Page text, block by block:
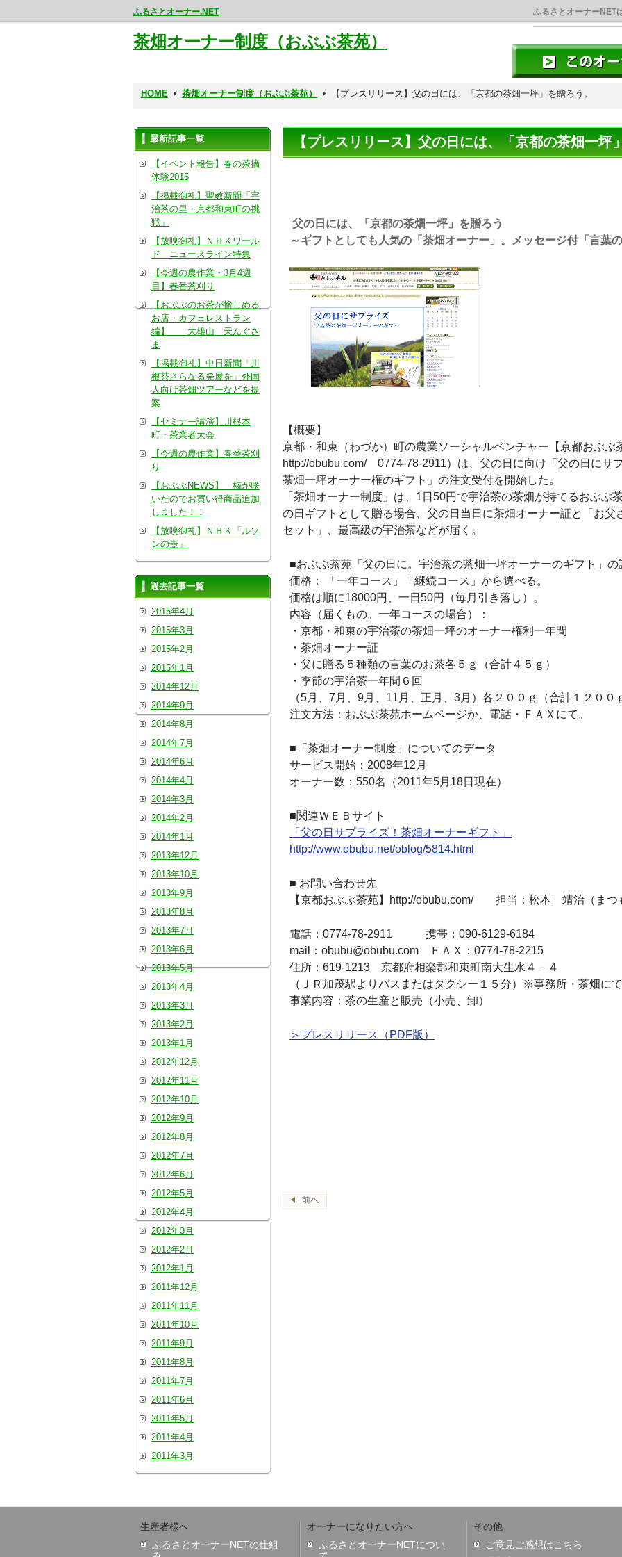
ふるさとオーナー.NET ふるさとオーナーNET
茶畑オーナー制度（おぶぶ茶苑）
HOME 茶畑オーナー制度（おぶぶ茶苑） 【プレスリリース】父の日には、「京都の茶畑一坪」を贈ろう。
【プレスリリース】父の日には、「京都の茶畑一坪
父の日には、「京都の茶畑一坪」を贈ろう
～ギフトとしても人気の「茶畑オーナー」。メッセージ付「言葉
【概要】
京都・和束（わづか）町の農業ソーシャルベンチャー【京都おぶ
http://obubu.com/ 0774-78-2911）は、父の日に向け「父の日にサ
茶畑一坪オーナー権のギフト」の注文受付を開始した。
「茶畑オーナー制度」は、1日50円で宇治茶の茶畑が持てるおぶぶ
の日ギフトとして贈る場合、父の日当日に茶畑オーナー証と「お父
セット」、最高級の宇治茶などが届く。
■おぶぶ茶苑「父の日に。宇治茶の茶畑一坪オーナーのギフト」の
価格： 「一年コース」「継続コース」から選べる。
価格は順に18000円、一日50円（毎月引き落し）。
内容（届くもの。一年コースの場合）：
・京都・和束の宇治茶の茶畑一坪のオーナー権利一年間
・茶畑オーナー証
・父に贈る５種類の言葉のお茶各５ｇ（合計４５ｇ）
・季節の宇治茶一年間６回
（5月、7月、9月、11月、正月、3月）各２００ｇ（合計１２００
注文方法：おぶぶ茶苑ホームページか、電話・ＦＡＸにて。
■「茶畑オーナー制度」についてのデータ
サービス開始：2008年12月
オーナー数：550名（2011年5月18日現在）
■関連ＷＥＢサイト
「父の日サプライズ！茶畑オーナーギフト」
http://www.obubu.net/oblog/5814.html
■ お問い合わせ先
【京都おぶぶ茶苑】http://obubu.com/ 担当：松本 靖治（まつ
電話：0774-78-2911 携帯：090-6129-6184
mail：obubu@obubu.com ＦＡＸ：0774-78-2215
住所：619-1213 京都府相楽郡和束町南大生水４－４
（ＪＲ加茂駅よりバスまたはタクシー１５分）※事務所・茶畑に
事業内容：茶の生産と販売（小売、卸）
＞プレスリリース（PDF版）
最新記事一覧
【イベント報告】春の茶摘
体験2015
【掲載御礼】聖教新聞「宇
治茶の里・京都和束町の挑
戦」
【放映御礼】ＮＨＫワール
ド ニュースライン特集
【今週の農作業・3月4週
目】春番茶刈り
【おぶぶのお茶が愉しめる
お店・カフェレストラン
編】 大雄山 天んぐさ
ま
【掲載御礼】中日新聞「川
根茶さらなる発展を」外国
人向け茶畑ツアーなどを提
案
【セミナー講演】川根本
町・茶業者大会
【今週の農作業】春番茶刈
り
【おぶぶNEWS】 梅が咲
いたのでお買い得商品追加
しました！！
【放映御礼】ＮＨＫ「ルソ
ンの壺」
過去記事一覧
2015年4月
2015年3月
2015年2月
2015年1月
2014年12月
2014年9月
2014年8月
2014年7月
2014年6月
2014年4月
2014年3月
2014年2月
2014年1月
2013年12月
2013年10月
2013年9月
2013年8月
2013年7月
2013年6月
2013年5月
2013年4月
2013年3月
2013年2月
2013年1月
2012年12月
2012年11月
2012年10月
2012年9月
2012年8月
2012年7月
2012年6月
2012年5月
2012年4月
2012年3月
2012年2月
2012年1月
2011年12月
2011年11月
2011年10月
2011年9月
2011年8月
2011年7月
2011年6月
2011年5月
2011年4月
2011年3月
生産者様へ
ふるさとオーナーNETの仕組
オーナーになりたい方へ
ふるさとオーナーNETについ
その他
ご意見ご感想はこちら